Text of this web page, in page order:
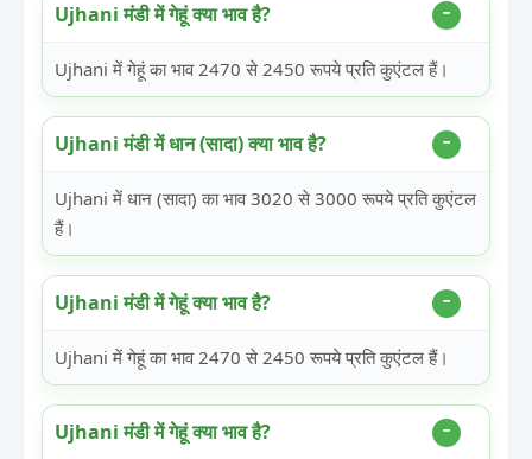
Ujhani मंडी में गेहूं क्या भाव है?
Ujhani में गेहूं का भाव 2470 से 2450 रूपये प्रति कुएंटल हैं।
Ujhani मंडी में धान (सादा) क्या भाव है?
Ujhani में धान (सादा) का भाव 3020 से 3000 रूपये प्रति कुएंटल
हैं।
Ujhani मंडी में गेहूं क्या भाव है?
Ujhani में गेहूं का भाव 2470 से 2450 रूपये प्रति कुएंटल हैं।
Ujhani मंडी में गेहूं क्या भाव है?